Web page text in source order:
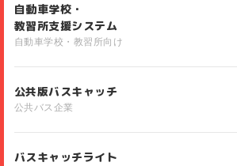
自動車学校・
教習所支援システム
自動車学校・教習所向け
公共版バスキャッチ
公共バス企業
バスキャッチライト